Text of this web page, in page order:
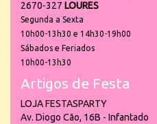
2670-327 LOURES
Segunda a Sexta
10h00-13h30 e 14h30-19h00
Sábados e Feriados
10h00-13h30
Artigos de Festa
LOJA FESTASPARTY
Av. Diogo Cão, 16B - Infantado